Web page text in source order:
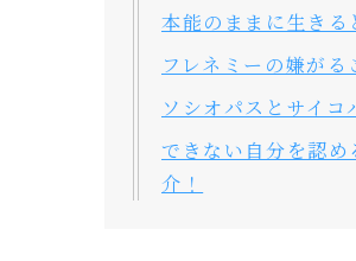
本能のままに生きる
フレネミーの嫌が
ソシオパスとサイ
できない自分を認
介！